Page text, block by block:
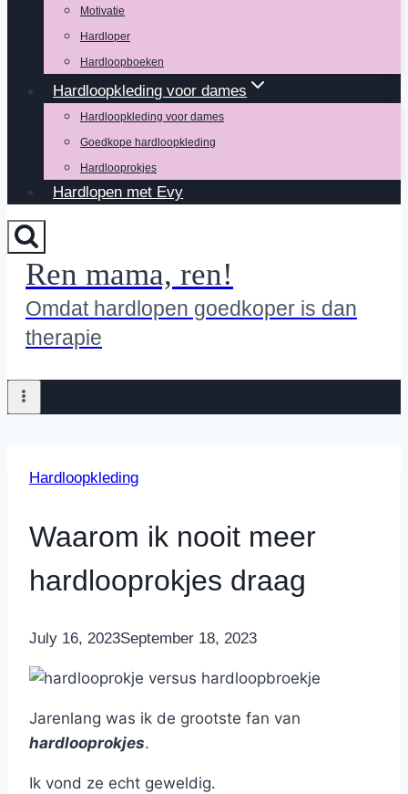
Motivatie
Hardloper
Hardloopboeken
Hardloopkleding voor dames
Hardloopkleding voor dames
Goedkope hardloopkleding
Hardlooprokjes
Hardlopen met Evy
Ren mama, ren!
Omdat hardlopen goedkoper is dan
therapie
Hardloopkleding
Waarom ik nooit meer
hardlooprokjes draag
By Nicole
July 16, 2023September 18, 2023
Jarenlang was ik de grootste fan van
hardlooprokjes.
Ik vond ze echt geweldig.